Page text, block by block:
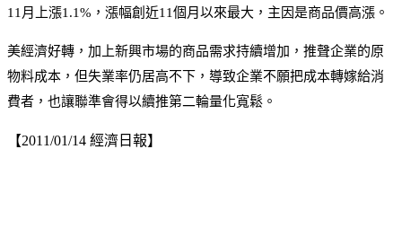
11月上漲1.1%，漲幅創近11個月以來最大，主因是商品價高漲。
美經濟好轉，加上新興市場的商品需求持續增加，推聲企業的原
物料成本，但失業率仍居高不下，導致企業不願把成本轉嫁給消
費者，也讓聯準會得以續推第二輪量化寬鬆。
【2011/01/14 經濟日報】